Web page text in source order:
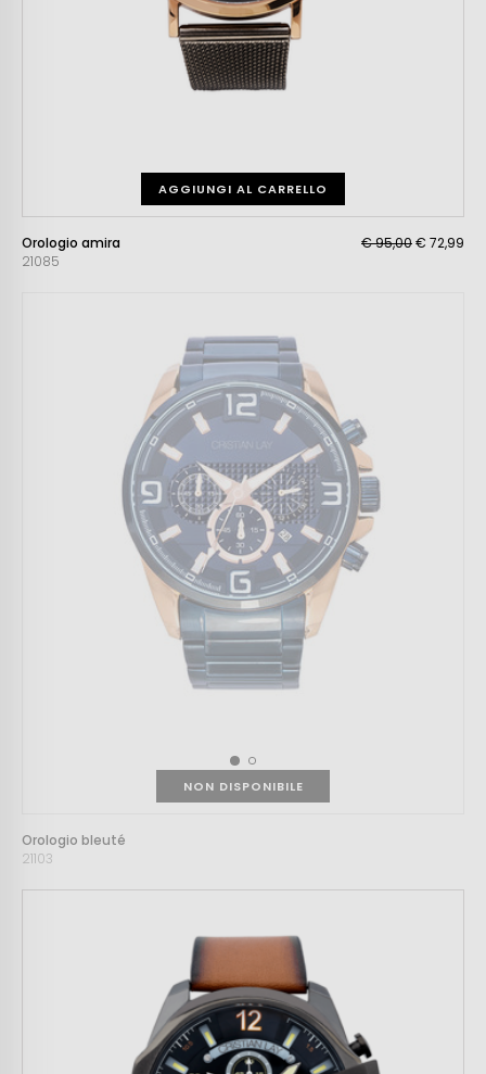
AGGIUNGI AL CARRELLO
Orologio amira
21085
€ 95,00€ 72,99
NON DISPONIBILE
Orologio bleuté
21103